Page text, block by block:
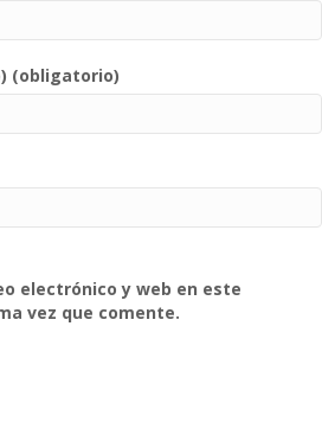
(obligatorio)
electrónico y web en este
vez que comente.